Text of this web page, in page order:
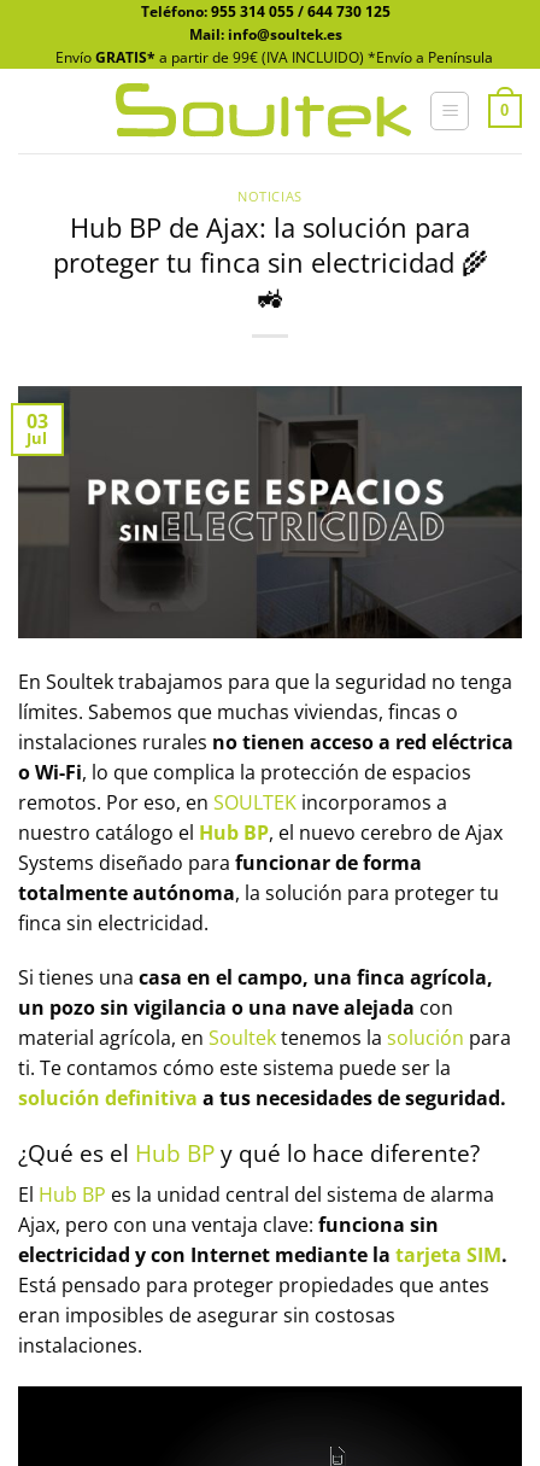
contenido
Teléfono:955 314 055/644 730 125
Mail: info@soultek.es
EnvíoGRATIS* a partir de 99€ (IVA INCLUIDO) *Envío a Península
0
NOTICIAS
Hub BP de Ajax: la solución para
proteger tu finca sin electricidad 🌾
🚜
03
Jul
En Soultek trabajamos para que la seguridad no tenga
límites. Sabemos que muchas viviendas, fincas o
instalaciones rurales no tienen acceso a red eléctrica
o Wi-Fi, lo que complica la protección de espacios
remotos. Por eso, en SOULTEK incorporamos a
nuestro catálogo el Hub BP, el nuevo cerebro de Ajax
Systems diseñado para funcionar de forma
totalmente autónoma, la solución para proteger tu
finca sin electricidad.
Si tienes una casa en el campo, una finca agrícola,
un pozo sin vigilancia o una nave alejada con
material agrícola, en Soultektenemos la solución para
ti. Te contamos cómo este sistema puede ser la
solución definitiva a tus necesidades de seguridad.
¿Qué es el Hub BPy qué lo hace diferente?
El Hub BP es la unidad central del sistema de alarma
Ajax, pero con una ventaja clave: funciona sin
electricidad y con Internet mediante la tarjeta SIM.
Está pensado para proteger propiedades que antes
eran imposibles de asegurar sin costosas
instalaciones.